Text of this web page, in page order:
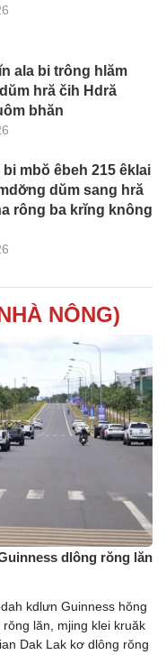
ala bi trông hlăm
hră čih Hdră
bhăn
bi mbŏ êbeh 215 êklai
dŭm sang hră
rông ba krĭng knông
NÔNG)
dlông rŏng lăn
kdlưn Guinness hŏng
lăn, mjing klei kruăk
Dak Lak kơ dlông rŏng